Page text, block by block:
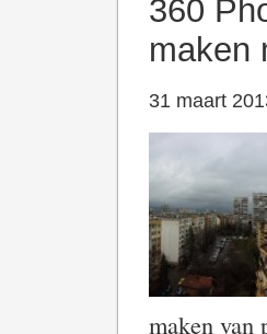
360
maken
31 maart
maken